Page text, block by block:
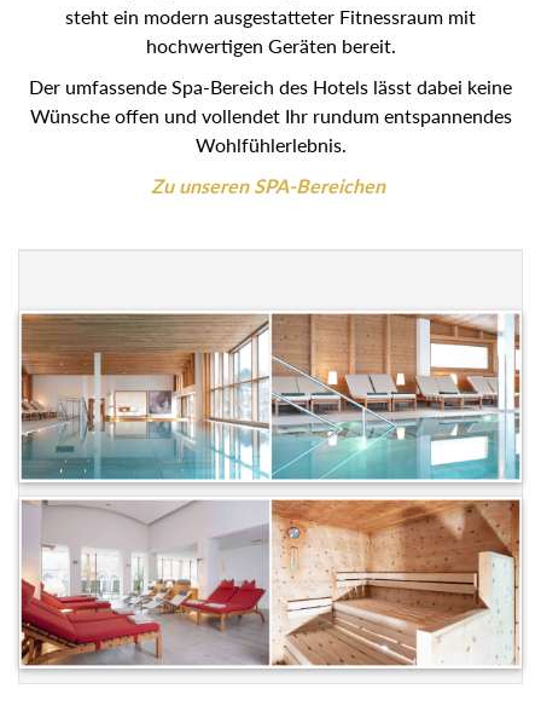
steht ein modern ausgestatteter Fitnessraum mit
hochwertigen Geräten bereit.
Der umfassende Spa-Bereich des Hotels lässt dabei keine
Wünsche offen und vollendet Ihr rundum entspannendes
Wohlfühlerlebnis.
Zu unseren SPA-Bereichen